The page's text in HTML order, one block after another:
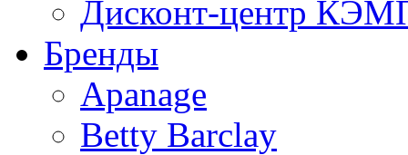
Дисконт-центр
Бренды
Apanage
Betty Barclay